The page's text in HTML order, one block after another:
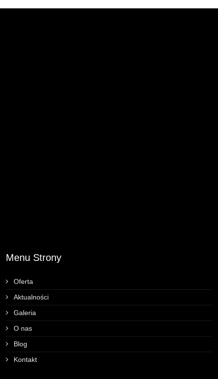
Menu Strony
Oferta
Aktualności
Galeria
O nas
Blog
Kontakt